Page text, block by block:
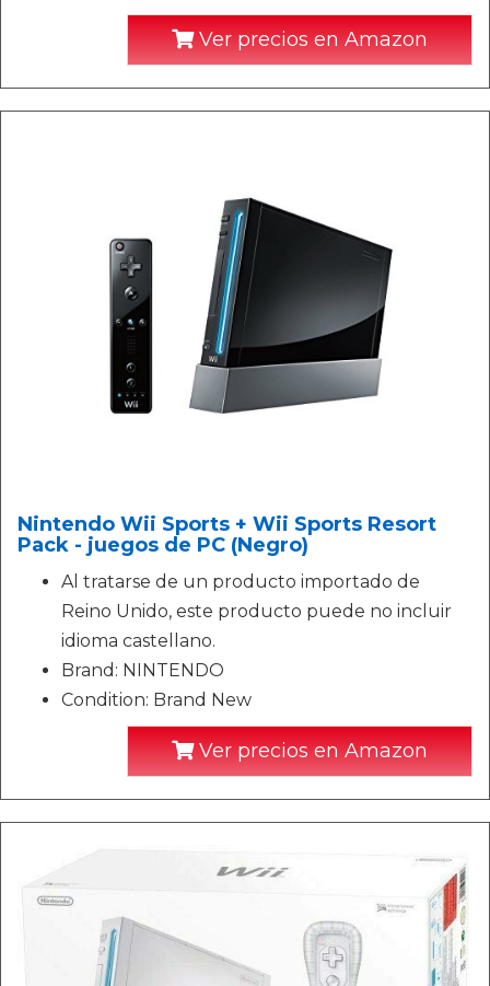
Ver precios en Amazon
Nintendo Wii Sports + Wii Sports Resort
Pack - juegos de PC (Negro)
Al tratarse de un producto importado de
Reino Unido, este producto puede no incluir
idioma castellano.
Brand: NINTENDO
Condition: Brand New
Ver precios en Amazon